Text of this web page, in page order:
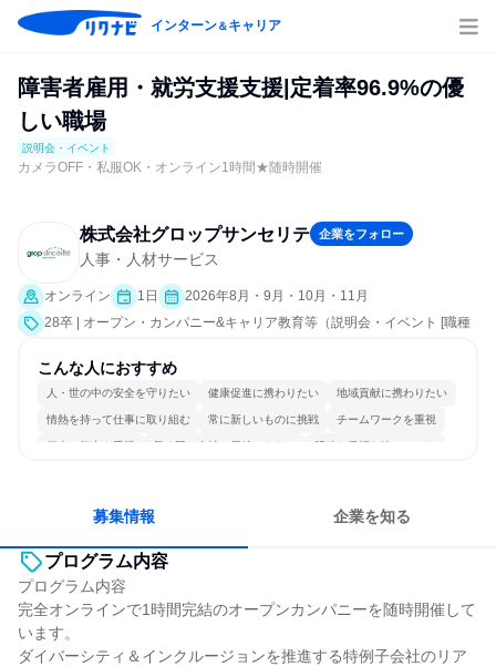
インターン＆キャリア
障害者雇用・就労支援支援|定着率96.9%の優
しい職場
説明会・イベント
カメラOFF・私服OK・オンライン1時間★随時開催
株式会社グロップサンセリテ 企業をフォロー
人事・人材サービス
オンライン 1日
2026年8月・9月・10月・11月
28卒 | オープン・カンパニー&キャリア教育等（説明会・イベント [職種
こんな人におすすめ
人・世の中の安全を守りたい 健康促進に携わりたい 地域貢献に携わりたい
情熱を持って仕事に取り組む 常に新しいものに挑戦 チームワークを重視
個人の能力を重視 長く同じ会社に居続けられる 明確な目標を追いかける
募集情報 企業を知る
プログラム内容
プログラム内容
完全オンラインで1時間完結のオープンカンパニーを随時開催して
います。
ダイバーシティ＆インクルージョンを推進する特例子会社のリア